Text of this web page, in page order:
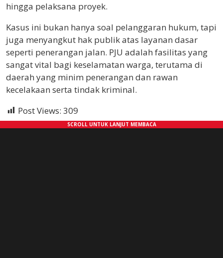
hingga pelaksana proyek.
Kasus ini bukan hanya soal pelanggaran hukum, tapi
juga menyangkut hak publik atas layanan dasar
seperti penerangan jalan. PJU adalah fasilitas yang
sangat vital bagi keselamatan warga, terutama di
daerah yang minim penerangan dan rawan
kecelakaan serta tindak kriminal.
Post Views: 309